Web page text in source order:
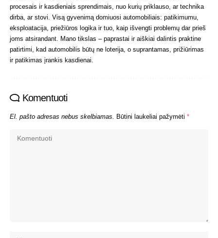
procesais ir kasdieniais sprendimais, nuo kurių priklauso, ar technika
dirba, ar stovi. Visą gyvenimą domiuosi automobiliais: patikimumu,
eksploatacija, priežiūros logika ir tuo, kaip išvengti problemų dar prieš
joms atsirandant. Mano tikslas – paprastai ir aiškiai dalintis praktine
patirtimi, kad automobilis būtų ne loterija, o suprantamas, prižiūrimas
ir patikimas įrankis kasdienai.
Komentuoti
El. pašto adresas nebus skelbiamas. Būtini laukeliai pažymėti *